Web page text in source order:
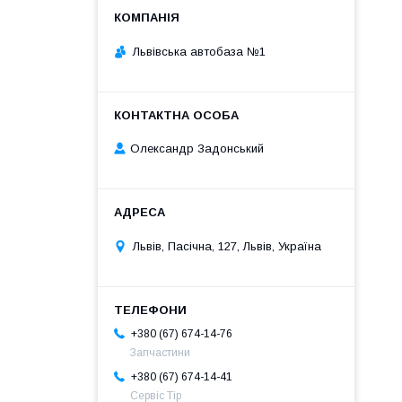
Львівська автобаза №1
Олександр Задонський
Львів, Пасічна, 127, Львів, Україна
+380 (67) 674-14-76
Запчастини
+380 (67) 674-14-41
Сервіс Тір